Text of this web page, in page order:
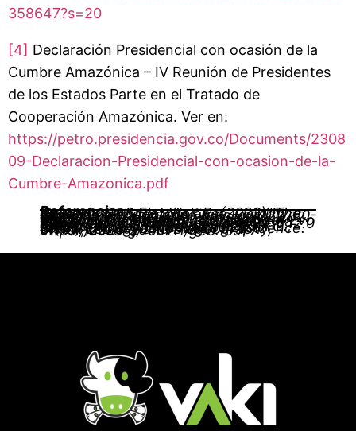
358647?s=20
[4] Declaración Presidencial con ocasión de la
Cumbre Amazónica – IV Reunión de Presidentes
de los Estados Parte en el Tratado de
Cooperación Amazónica. Ver en:
https://petro.presidencia.gov.co/Documents/2308
09-Declaracion-Presidencial-con-ocasion-de-la-
Cumbre-Amazonica.pdf
Referencias
Deutsch, S., & Fletcher, R. (2022). The ‘Bolsonaro bridge’: Violence, visibility, and the 2019 Amazon fires.
Environmental Science & Policy,132
, 60-68. https://doi.org/10.1016/j.envsci.2022.02.012
Gautreau, P., & Bruslé, L. P. (2019). Forest management in Bolivia under Evo Morales: The challenges of post-neoliberalism.Political Geography,68
, 110-121. https://doi.org/10.1016/j.polgeo.2018.12.003
Silveira, M. V. F., Silva-Junior, C. H. L., Anderson, L. O., & Aragão, L. E. O. C. (2022). Amazon fires in the 21st century: The year of 2020 in evidence.
Global Ecology and Biogeography,
31
(10), 2026-2040. https://doi.org/10.1111/geb.13577